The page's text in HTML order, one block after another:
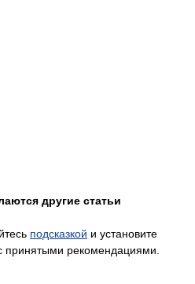
другие статьи
подсказкой и установите
принятыми рекомендациями.